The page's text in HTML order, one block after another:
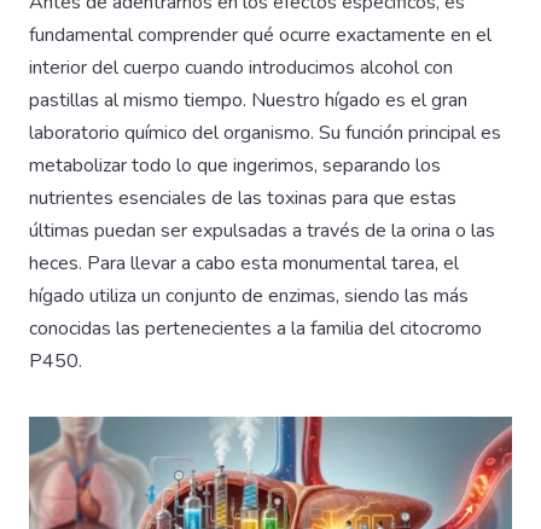
fundamental comprender qué ocurre exactamente en el
interior del cuerpo cuando introducimos alcohol con
pastillas al mismo tiempo. Nuestro hígado es el gran
laboratorio químico del organismo. Su función principal es
metabolizar todo lo que ingerimos, separando los
nutrientes esenciales de las toxinas para que estas
últimas puedan ser expulsadas a través de la orina o las
heces. Para llevar a cabo esta monumental tarea, el
hígado utiliza un conjunto de enzimas, siendo las más
conocidas las pertenecientes a la familia del citocromo
P450.